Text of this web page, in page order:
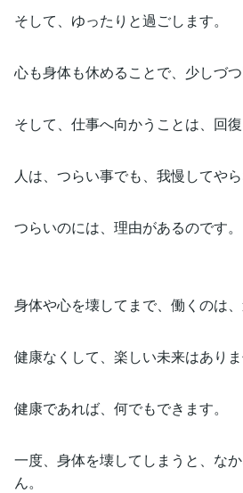
そして、ゆったりと過ごします。
心も身体も休めることで、少しづつ
そして、仕事へ向かうことは、回復
人は、つらい事でも、我慢してや
つらいのには、理由があるのです。
身体や心を壊してまで、働くのは、
健康なくして、楽しい未来はありま
健康であれば、何でもできます。
一度、身体を壊してしまうと、な
ん。